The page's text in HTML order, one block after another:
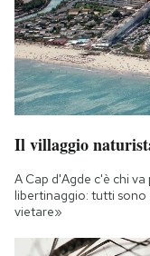
Il villaggio
A Cap d'Agde c'è chi
libertinaggio: tutti
vietare»